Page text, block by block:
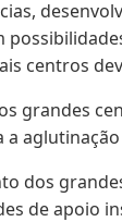
centros
grandes
a
dos
de apoio